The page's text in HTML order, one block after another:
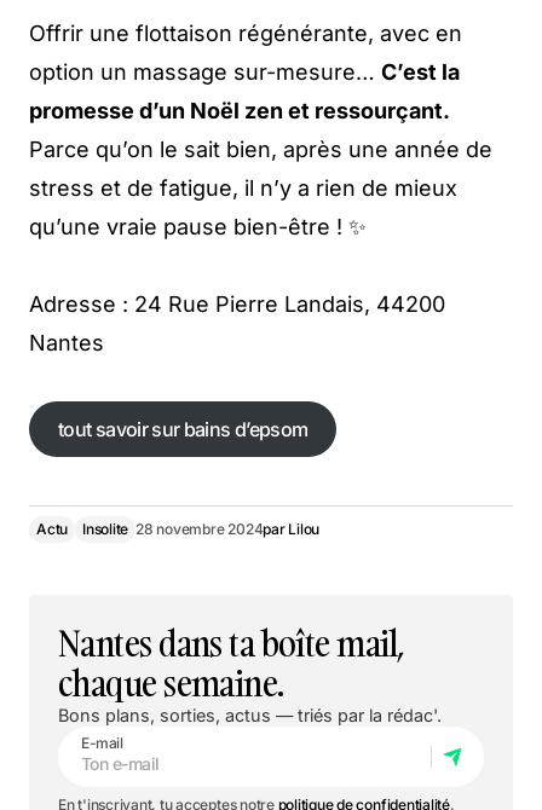
Offrir une flottaison régénérante, avec en
option un massage sur-mesure… C’est la
promesse d’un Noël zen et ressourçant.
Parce qu’on le sait bien, après une année de
stress et de fatigue, il n’y a rien de mieux
qu’une vraie pause bien-être ! ✨
Adresse : 24 Rue Pierre Landais, 44200
Nantes
tout savoir sur bains d’epsom
tout savoir sur bains d’epsom
Actu Insolite 28 novembre 2024par Lilou
Nantes dans ta boîte mail,
chaque semaine.
Bons plans, sorties, actus — triés par la rédac'.
E-mail
En t'inscrivant, tu acceptes notre politique de confidentialité.